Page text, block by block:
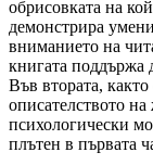
обрисовката на
демонстрира
вниманието на
книгата поддържа
Във втората,
описателството
психологически
плътен в първата